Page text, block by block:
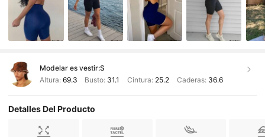
Modelar es vestir:S
Altura: 69.3 Busto: 31.1 Cintura: 25.2 Caderas: 36.6
Detalles Del Producto